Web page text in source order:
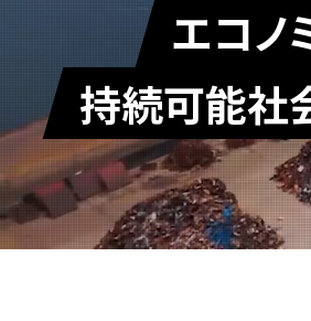
エコノ
持続可能社